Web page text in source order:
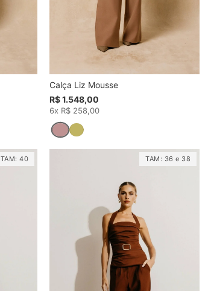
Calça Liz Mousse
R$ 1.548,00
6x R$ 258,00
TAM:40 TAM: 36 e 38